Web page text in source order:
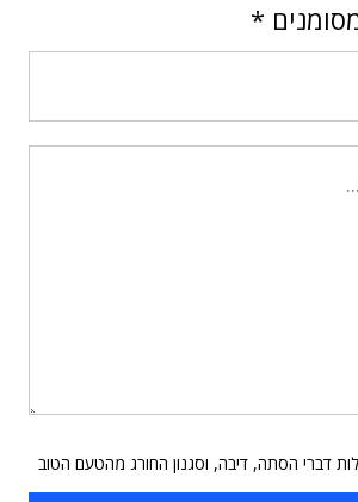
*
דברי הסתה, דיבה, וסגנון החורג מהטעם הטוב